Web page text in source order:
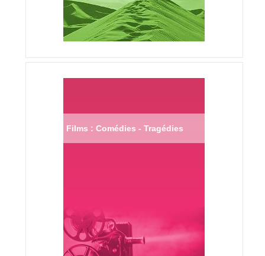
Films : Comédies - Tragédies